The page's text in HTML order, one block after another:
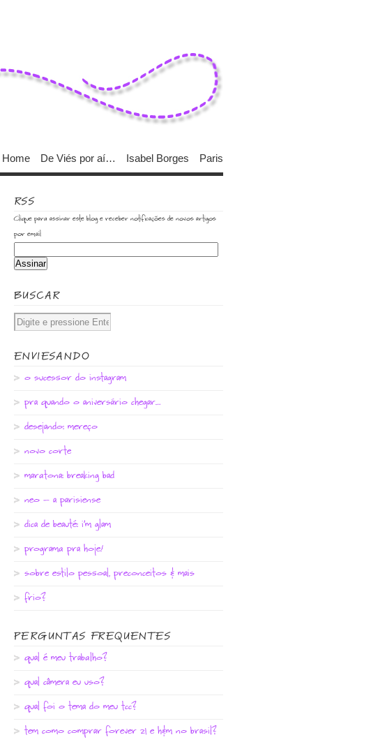
Home De Viés por aí… Isabel Borges Paris
RSS
Clique para assinar este blog e receber notificações de novos artigos
por email
BUSCAR
ENVIESANDO
o sucessor do instagram
pra quando o aniversário chegar…
desejando: mereço
novo corte
maratona: breaking bad
neo – a parisiense
dica de beauté: i’m glam
programa pra hoje!
sobre estilo pessoal, preconceitos & mais
frio?
PERGUNTAS FREQUENTES
qual é meu trabalho?
qual câmera eu uso?
qual foi o tema do meu tcc?
tem como comprar forever 21 e h&m no brasil?